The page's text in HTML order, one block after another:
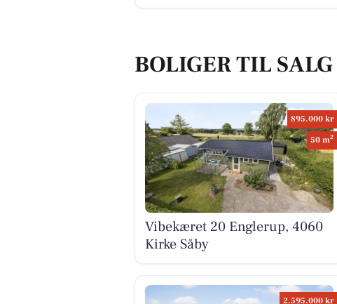
BOLIGER TIL
895.000 kr
50 m2
Vibekæret 20 Englerup, 4060
Kirke Såby
2.595.000 kr